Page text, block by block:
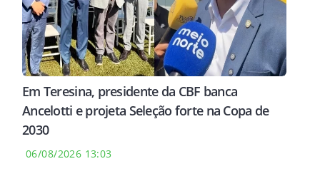
Em Teresina, presidente da CBF banca
Ancelotti e projeta Seleção forte na Copa de
2030
06/08/2026 13:03